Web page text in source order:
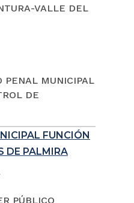
VALLE DEL
PENAL MUNICIPAL
DE
FUNCIÓN
DE PALMIRA
PÚBLICO